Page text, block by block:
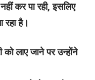
कर पा रही, इसलिए
रहा है।
को लाए जाने पर उन्होंने